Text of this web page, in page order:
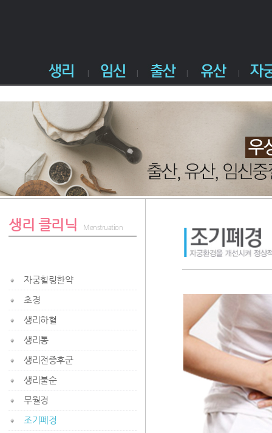
생리 클리닉 Menstruation
자궁힐링한약
초경
생리하혈
생리통
생리전증후군
생리불순
무월경
조기폐경